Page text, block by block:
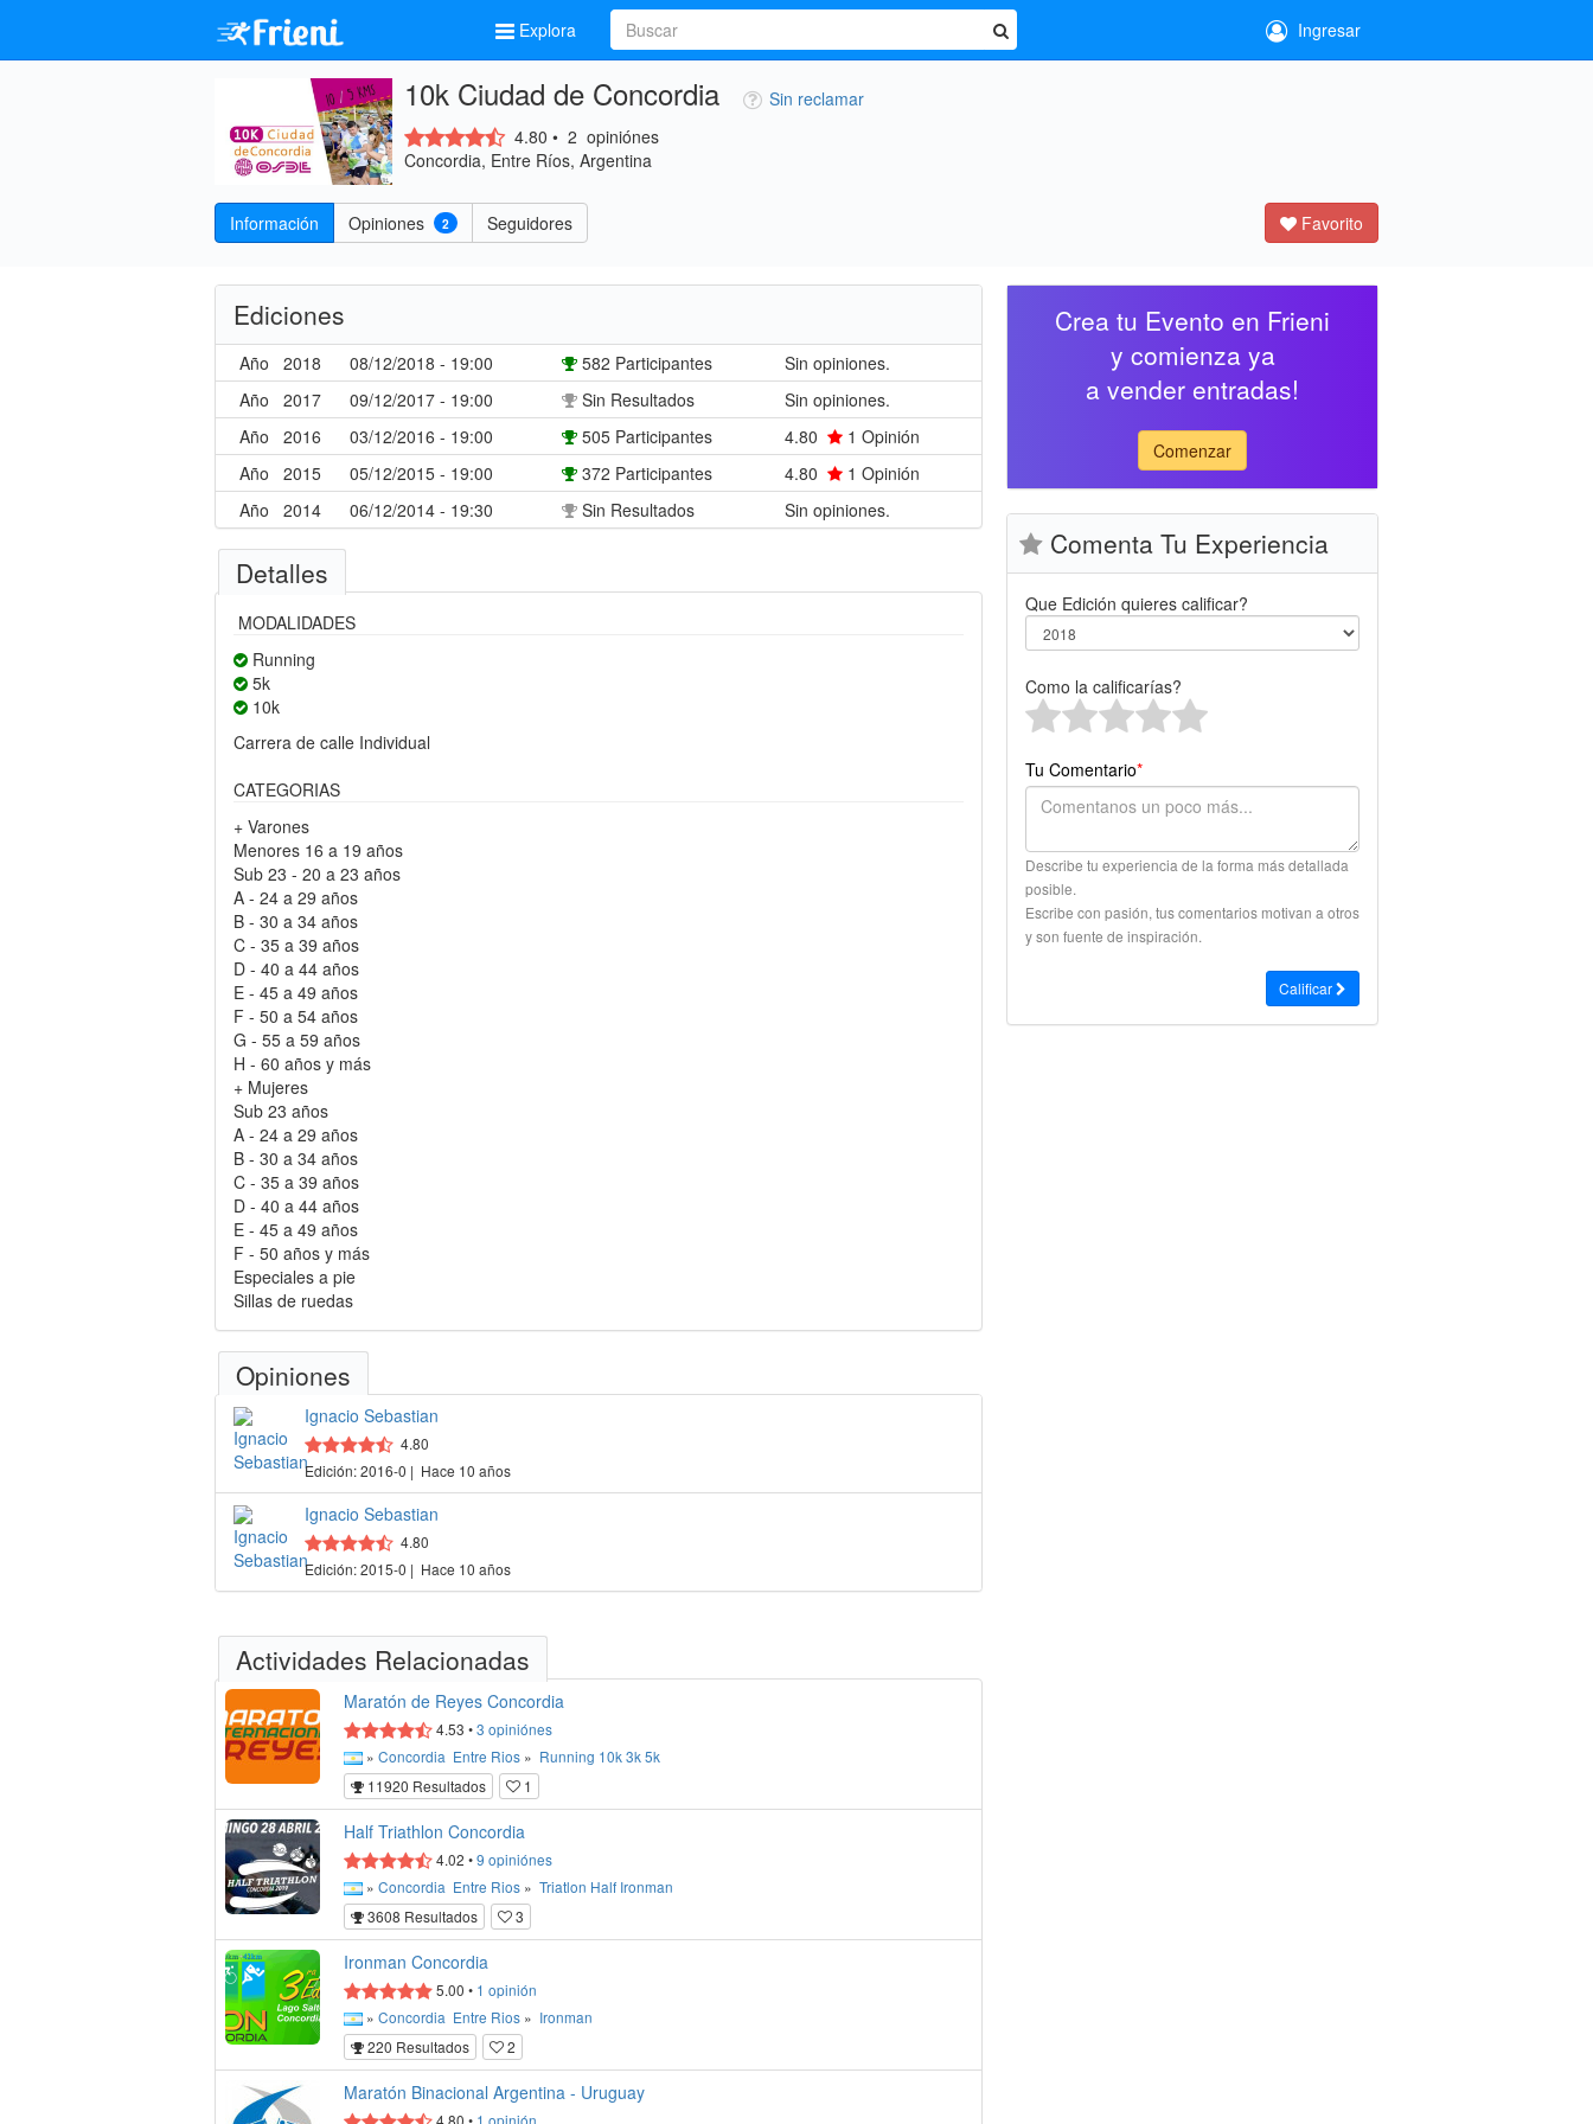
Explora Ingresar
10k Ciudad de Concordia
Sin reclamar
4.80 • 2 opiniónes
Concordia, Entre Ríos, Argentina
Favorito
Información Opiniones 2 Seguidores
Ediciones
Año 2018 08/12/2018 - 19:00 582 Participantes
Sin opiniones.
Año
2017 09/12/2017 - 19:00 Sin Resultados
Sin opiniones.
Año
2016 03/12/2016 - 19:00 505 Participantes 4.80 1 Opinión
Año
2015 05/12/2015 - 19:00 372 Participantes 4.80 1 Opinión
Año
2014 06/12/2014 - 19:30 Sin Resultados Sin opiniones.
Detalles
MODALIDADES
Running
5k
10k
Carrera de calle Individual
CATEGORIAS
+ Varones
Menores 16 a 19 años
Sub 23 - 20 a 23 años
A - 24 a 29 años
B - 30 a 34 años
C - 35 a 39 años
D - 40 a 44 años
E - 45 a 49 años
F - 50 a 54 años
G - 55 a 59 años
H - 60 años y más
+ Mujeres
Sub 23 años
A - 24 a 29 años
B - 30 a 34 años
C - 35 a 39 años
D - 40 a 44 años
E - 45 a 49 años
F - 50 años y más
Especiales a pie
Sillas de ruedas
Opiniones
Ignacio Sebastian
4.80
Edición: 2016-0 | Hace 10 años
Ignacio Sebastian
4.80
Edición: 2015-0 | Hace 10 años
Actividades Relacionadas
Maratón de Reyes Concordia
4.53 •3 opiniónes
» Concordia Entre Rios » Running 10k3k5k
11920 Resultados
1
Half Triathlon Concordia
4.02 •9 opiniónes
» Concordia Entre Rios » Triatlon Half Ironman
3608 Resultados
3
Ironman Concordia
5.00 • 1 opinión
» Concordia Entre Rios » Ironman
220 Resultados
2
Maratón Binacional Argentina - Uruguay
4.80 • 1 opinión
Crea tu Evento en Frieni
y comienza ya
a vender entradas!
Comenzar
Comenta Tu Experiencia
Que Edición quieres calificar?
Como la calificarías?
Tu Comentario*
Describe tu experiencia de la forma más detallada
posible.
Escribe con pasión, tus comentarios motivan a otros
y son fuente de inspiración.
Calificar